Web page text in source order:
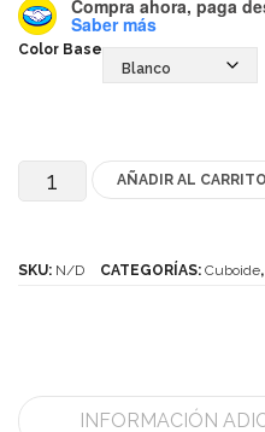
Mozhi
Ninja
Quick Finger
GuoGuan
Compra ahora, paga
Saber más
Color Base
MoZhi AÑADIR AL CARRITO
SKU: N/D CATEGORÍAS: Cuboide,
INFORMACIÓN